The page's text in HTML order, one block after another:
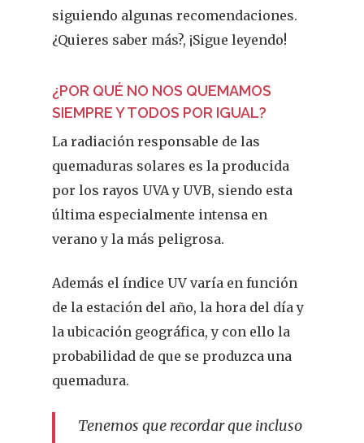
siguiendo algunas recomendaciones.
¿Quieres saber más?, ¡Sigue leyendo!
¿POR QUÉ NO NOS QUEMAMOS
SIEMPRE Y TODOS POR IGUAL?
La radiación responsable de las
quemaduras solares es la producida
por los rayos UVA y UVB, siendo esta
última especialmente intensa en
verano y la más peligrosa.
Además el índice UV varía en función
de la estación del año, la hora del día y
la ubicación geográfica, y con ello la
probabilidad de que se produzca una
quemadura.
Tenemos que recordar que incluso